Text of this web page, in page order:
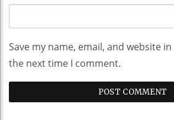
Save my name, email, and website
the next time I comment.